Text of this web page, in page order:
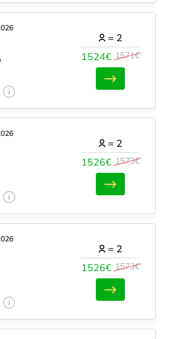
1524€ 1571€
= 2
1526€ 1573€
= 2
1526€ 1573€
= 2